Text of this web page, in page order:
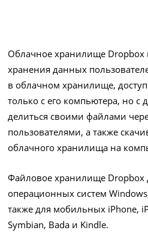
Облачное хранилище Dropbox
хранения данных
в облачном хранилище,
только с его компьютера, но с
делиться своими файлами
пользователями, а также
облачного хранилища на
Файловое хранилище Dropbox
операционных систем
также для мобильных iPhone,
Symbian, Bada и Kindle.